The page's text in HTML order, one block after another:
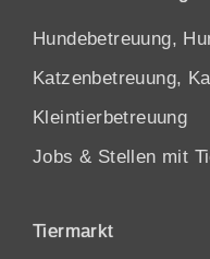
Hundebetreuung,
Katzenbetreuung,
Kleintierbetreuung
Jobs & Stellen mit
Tiermarkt